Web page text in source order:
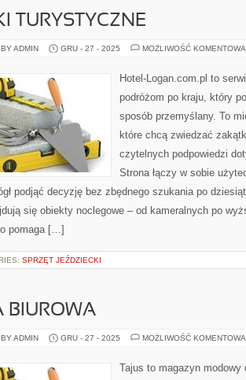
TURYSTYCZNE
ADMIN GRU - 27 - 2025 MOŻLIWOŚĆ
Hotel-Logan.com.pl to
podróżom po kraju, który
sposób przemyślany. To
które chcą zwiedzać
czytelnych podpowiedzi
Strona łączy w sobie
podjąć decyzję bez zbędnego szukania po
się obiekty noclegowe – od kameralnych po
pomaga […]
SPRZĘT JEŹDZIECKI
BIUROWA
ADMIN GRU - 27 - 2025 MOŻLIWOŚĆ
Tajus to magazyn